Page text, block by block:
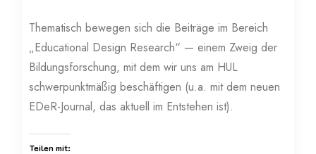
Thematisch bewegen sich die Beiträge im Bereich
„Educational Design Research“ — einem Zweig der
Bildungsforschung, mit dem wir uns am HUL
schwerpunktmäßig beschäftigen (u.a. mit dem neuen
EDeR-Journal, das aktuell im Entstehen ist).
Teilen mit: